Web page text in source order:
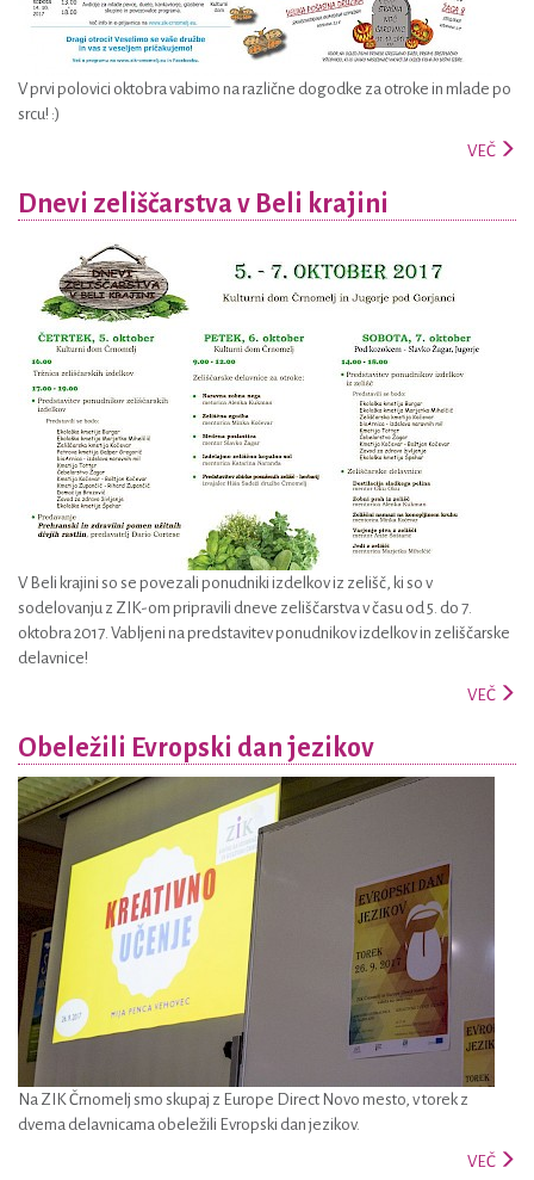
V prvi polovici oktobra vabimo na različne dogodke za otroke in mlade po
srcu! :)
VEČ
Dnevi zeliščarstva v Beli krajini
V Beli krajini so se povezali ponudniki izdelkov iz zelišč, ki so v
sodelovanju z ZIK-om pripravili dneve zeliščarstva v času od 5. do 7.
oktobra 2017. Vabljeni na predstavitev ponudnikov izdelkov in zeliščarske
delavnice!
VEČ
Obeležili Evropski dan jezikov
Na ZIK Črnomelj smo skupaj z Europe Direct Novo mesto, v torek z
dvema delavnicama obeležili Evropski dan jezikov.
VEČ